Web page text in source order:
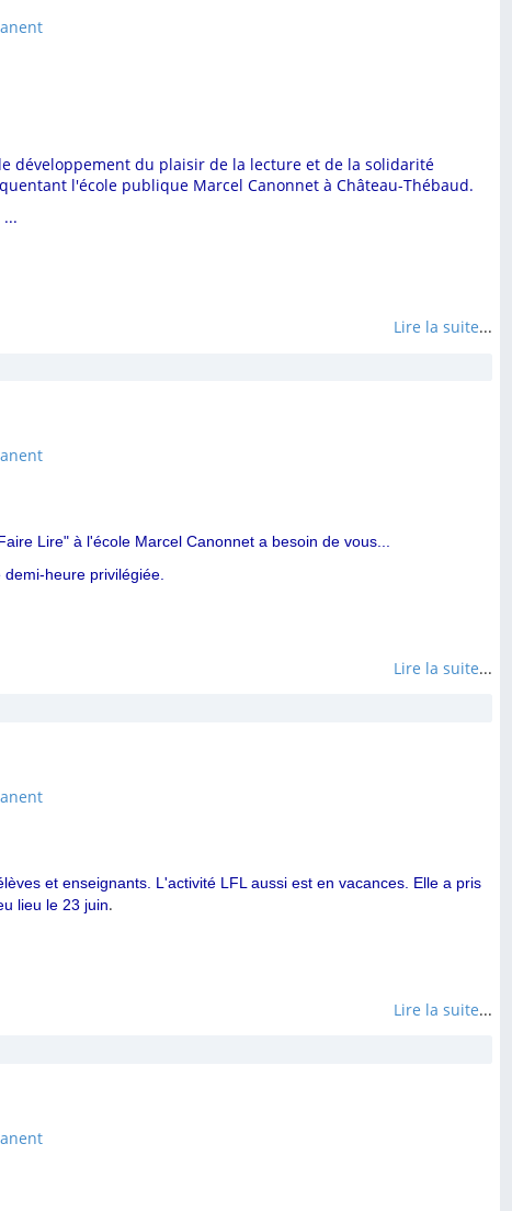
développement du plaisir de la lecture et de la solidarité
l'école publique Marcel Canonnet à Château-Thébaud.
Lire la suite...
Lire" à l'école Marcel Canonnet a besoin de vous...
heure privilégiée.
Lire la suite...
et enseignants. L'activité LFL aussi est en vacances. Elle a pris
lieu le 23 juin.
Lire la suite...